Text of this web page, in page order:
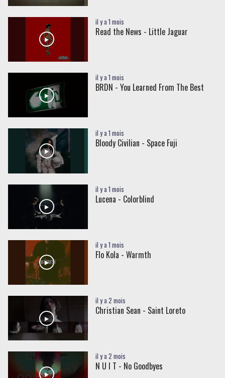
il y a 1 mois
Read the News - Little Jaguar
il y a 1 mois
BRDN - You Learned From The Best
il y a 1 mois
Bloody Civilian - Space Fuji
il y a 1 mois
Lucena - Colorblind
il y a 1 mois
Flo Kola - Warmth
il y a 2 mois
Christian Sean - Saint Loreto
il y a 2 mois
N U I T - No Goodbyes